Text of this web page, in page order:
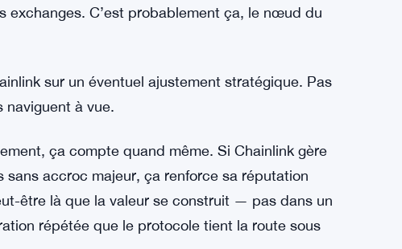
du token LINK est lié à la sécurisation du
nœuds. Ça ne crée pas forcément une pression
utiliser le service — c’est les opérateurs qui en
le temps.
soit-il, ne se traduit pas
C’est probablement ça, le nœud du